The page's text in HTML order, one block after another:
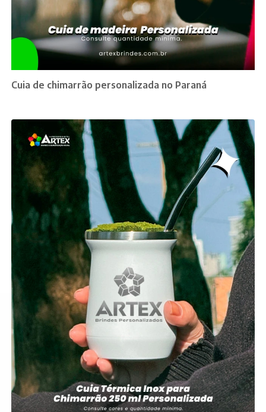
Cuia de chimarrão personalizada no Paraná